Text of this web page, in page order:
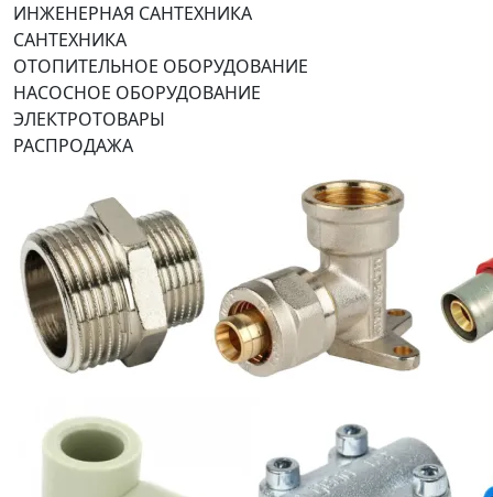
ИНЖЕНЕРНАЯ САНТЕХНИКА
САНТЕХНИКА
ОТОПИТЕЛЬНОЕ ОБОРУДОВАНИЕ
НАСОСНОЕ ОБОРУДОВАНИЕ
ЭЛЕКТРОТОВАРЫ
РАСПРОДАЖА